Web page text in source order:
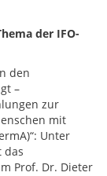
der IFO-
den
–
zur
mit
Unter
das
Prof. Dr. Dieter